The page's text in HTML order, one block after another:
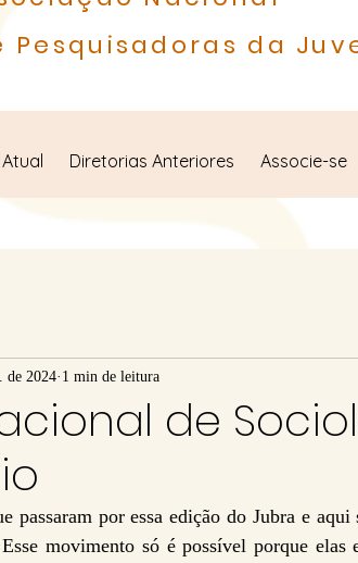
Pesquisadoras da
Diretorias Anteriores Associe-se
de
de 2024 1 min de leitura
passaram por essa edição do Jubra e aqui
movimento só é possível porque elas